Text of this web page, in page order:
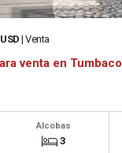
USD | Venta
venta en Tumbaco
Alcobas
3